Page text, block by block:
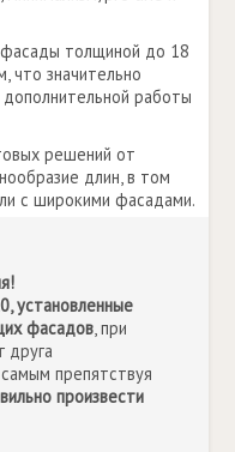
толщиной до 18
что значительно
работы
решений от
длин, в том
с широкими фасадами.
установленные
фасадов, при
друга
препятствуя
произвести